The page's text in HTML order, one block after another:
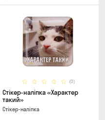
(0)
Стікер-наліпка «Характер
такий»
Стікер-наліпка